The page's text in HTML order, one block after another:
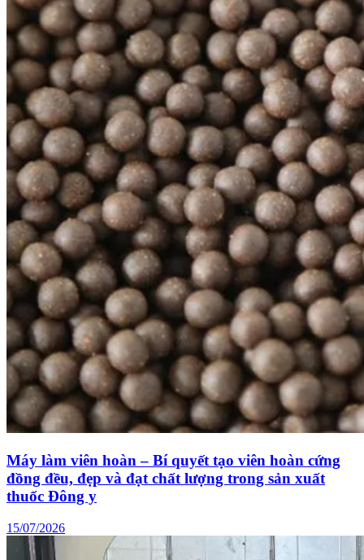
Máy làm viên hoàn – Bí quyết tạo viên hoàn cứng
đồng đều, đẹp và đạt chất lượng trong sản xuất
thuốc Đông y
15/07/2026